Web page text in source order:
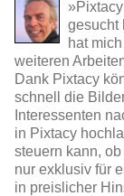
gesucht
hat
weiteren
Dank Pixtacy
schnell die
Interessenten
in Pixtacy
steuern kann,
nur exklusiv für
in preislicher